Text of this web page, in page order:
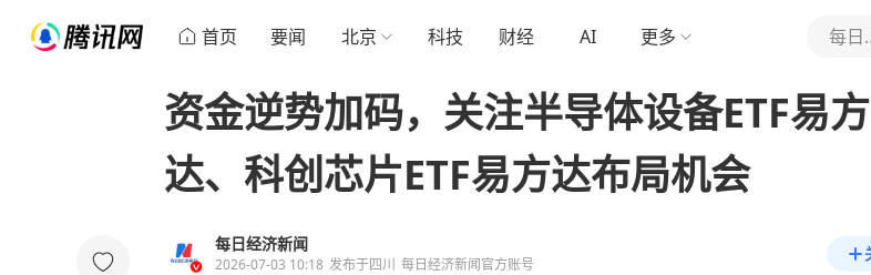
首页 要闻 北京 科技 财经 AI 更多 每
资金逆势加码，关注半导体设备ETF易方
达、科创芯片ETF易方达布局机会
每日经济新闻
2026-07-03 10:18 发布于四川 每日经济新闻官方账号